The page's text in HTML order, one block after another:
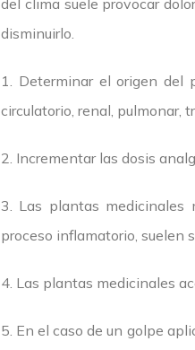
del clima suele provocar
disminuirlo.
1. Determinar el origen del
circulatorio, renal, pulmonar,
2. Incrementar las dosis
3. Las plantas medicinales
proceso inflamatorio, suelen
4. Las plantas medicinales
5. En el caso de un golpe